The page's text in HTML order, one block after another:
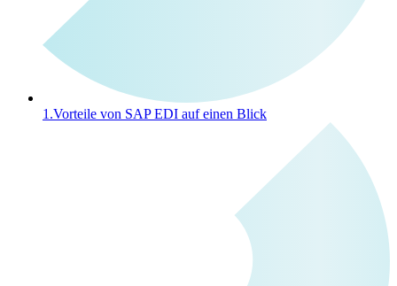
1.Vorteile von SAP EDI auf einen Blick